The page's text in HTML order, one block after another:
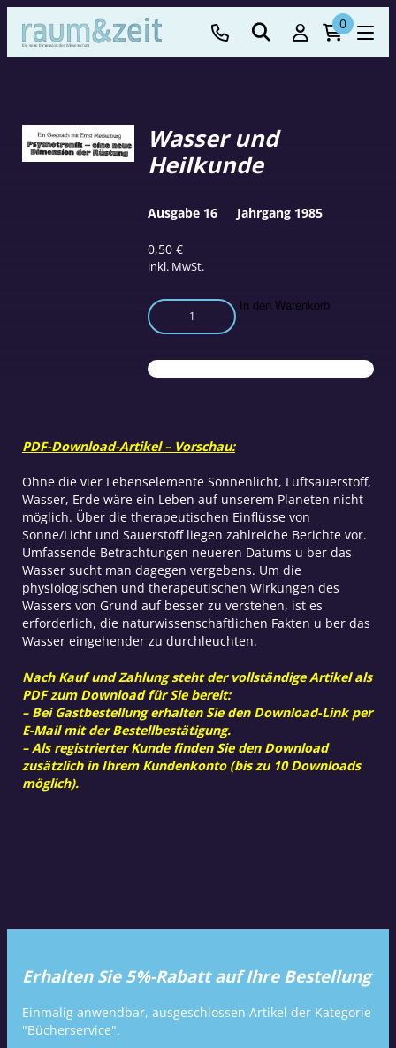
0
Wasser und
Heilkunde
0,50€
inkl. MwSt.
Wasser
und
Menge
In den Warenkorb
Ausgabe 16 Jahrgang 1985
PDF-Download-Artikel – Vorschau:
Ohne die vier Lebenselemente Sonnenlicht, Luftsauerstoff,
Wasser, Erde wäre ein Leben auf unserem Planeten nicht
möglich. Über die therapeutischen Einflüsse von
Sonne/Licht und Sauerstoff liegen zahlreiche Berichte vor.
Umfassende Betrachtungen neueren Datums u ber das
Wasser sucht man dagegen vergebens. Um die
physiologischen und therapeutischen Wirkungen des
Wassers von Grund auf besser zu verstehen, ist es
erforderlich, die naturwissenschaftlichen Fakten u ber das
Wasser eingehender zu durchleuchten.
Nach Kauf und Zahlung steht der vollständige Artikel als
PDF zum Download für Sie bereit:
– Bei Gastbestellung erhalten Sie den Download-Link per
E-Mail mit der Bestellbestätigung.
– Als registrierter Kunde finden Sie den Download
zusätzlich in Ihrem Kundenkonto (bis zu 10 Downloads
möglich).
Erhalten Sie 5%-Rabatt auf Ihre Bestellung
Einmalig anwendbar, ausgeschlossen Artikel der Kategorie
"Bücherservice".